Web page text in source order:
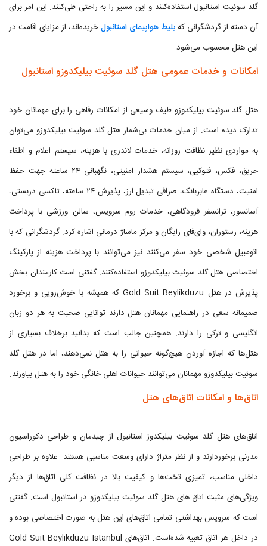
گلد سوئیت استانبول استفاده‌کنند و این مسیر را به راحتی طی‌کنند. این امر برای
آن دسته از گردشگرانی کهبلیط هواپیمای استانبولخریده‌اند، از مزایای اقامت در
این هتل محسوب می‌شود.
امکانات و خدمات عمومی هتل گلد سوئیت بیلیکدوزو استانبول
هتل گلد سوئیت بیلیکدوزو طیف وسیعی از امکانات رفاهی را برای مهمانان خود
تدارک دیده است. از میان خدمات بی‌شمار هتل گلد سوئیت بیلیکدوزو می‌توان
به مواردی نظیر نظافت روزانه، خدمات لاندری با هزینه، سیستم اعلام و اطفاء
حریق، فکس، فتوکپی، سیستم هشدار امنیتی، نگهبانی ۲۴ ساعته جهت حفظ
امنیت، دستگاه عابربانک، صرافی تبدیل ارز، پذیرش ۲۴ ساعته، تاکسی دربستی،
آسانسور، ترانسفر فرودگاهی، خدمات روم سرویس، سالن ورزشی با پرداخت
هزینه، رستوران، وای‌فای رایگان و مرکز ماساژ درمانی اشاره کرد. گردشگرانی که با
اتومبیل شخصی خود سفر می‌کنند نیز می‌توانند با پرداخت هزینه از پارکینگ
اختصاصی هتل گلد سوئیت بیلیکدوزو استفاده‌کنند. گفتنی است کارمندان بخش
پذیرش در هتل Gold Suit Beylikduzu که همیشه با خوش‌رویی و برخورد
صمیمانه سعی در راهنمایی مهمانان هتل دارند توانایی صحبت به هر دو زبان
انگلیسی و ترکی را دارند. همچنین جالب است که بدانید برخلاف بسیاری از
هتل‌ها که اجازه آوردن هیچ‌گونه حیوانی را به هتل نمی‌دهند، اما در هتل گلد
سوئیت بیلیکدوزو مهمانان می‌توانند حیوانات اهلی خانگی خود را به هتل بیاورند.
اتاق‌ها و امکانات اتاق‌های هتل
اتاق‌های هتل گلد سوئیت بیلیکدوز استانبول از چیدمان و طراحی دکوراسیون
مدرنی برخوردارند و از نظر متراژ دارای وسعت مناسبی هستند. علاوه بر طراحی
داخلی مناسب، تمیزی تخت‌ها و کیفیت بالا در نظافت کلی اتاق‌ها از دیگر
ویژگی‌های مثبت اتاق های هتل گلد سوئیت بیلیکدوزو در استانبول است. گفتنی
است که سرویس بهداشتی تمامی اتاق‌های این هتل به صورت اختصاصی بوده و
در داخل هر اتاق تعبیه شده‌است. اتاق‌های Gold Suit Beylikduzu Istanbul